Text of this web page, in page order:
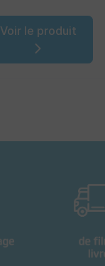
Voir le produit